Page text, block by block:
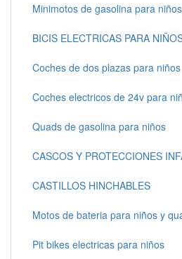
Minimotos de gasolina para niños
BICIS ELECTRICAS PARA
Coches de dos plazas para niños
Coches electricos de 24v para
Quads de gasolina para niños
CASCOS Y PROTECCIONES
CASTILLOS HINCHABLES
Motos de bateria para niños y
Pit bikes electricas para niños